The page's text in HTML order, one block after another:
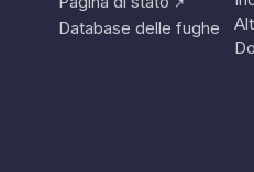
Database delle fughe